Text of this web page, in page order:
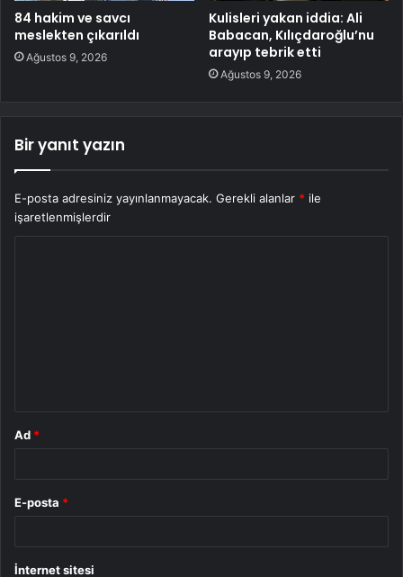
84 hakim ve savcı
meslekten çıkarıldı
Ağustos 9, 2026
Kulisleri yakan iddia: Ali
Babacan, Kılıçdaroğlu’nu
arayıp tebrik etti
Ağustos 9, 2026
Bir yanıt yazın
E-posta adresiniz yayınlanmayacak. Gerekli alanlar * ile
işaretlenmişlerdir
Ad *
E-posta *
İnternet sitesi